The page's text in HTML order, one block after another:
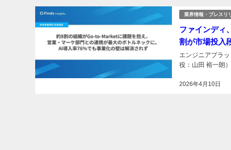
業界情報・プレスリ
ファインディ
割が市場投入
2026年4月10日
エンジニアプラ
役：山田 裕一朗